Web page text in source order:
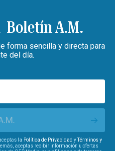
Boletín A.M.
forma sencilla y directa para
del día.
la Política de Privacidad yTérminos y
aceptas recibir información u ofertas